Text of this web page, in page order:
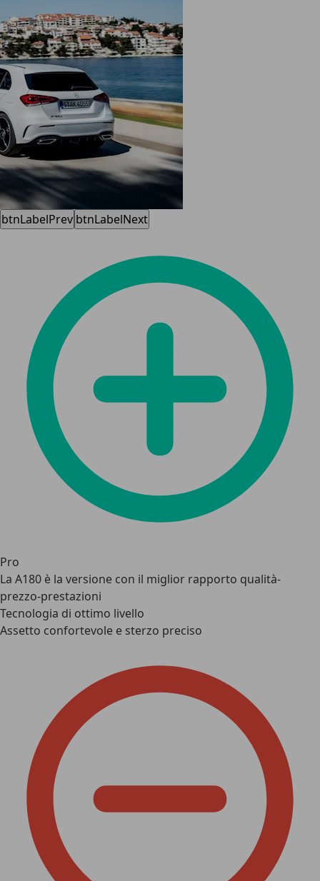
btnLabelPrev btnLabelNext
Pro
La A180 è la versione con il miglior rapporto qualità-
prezzo-prestazioni
Tecnologia di ottimo livello
Assetto confortevole e sterzo preciso